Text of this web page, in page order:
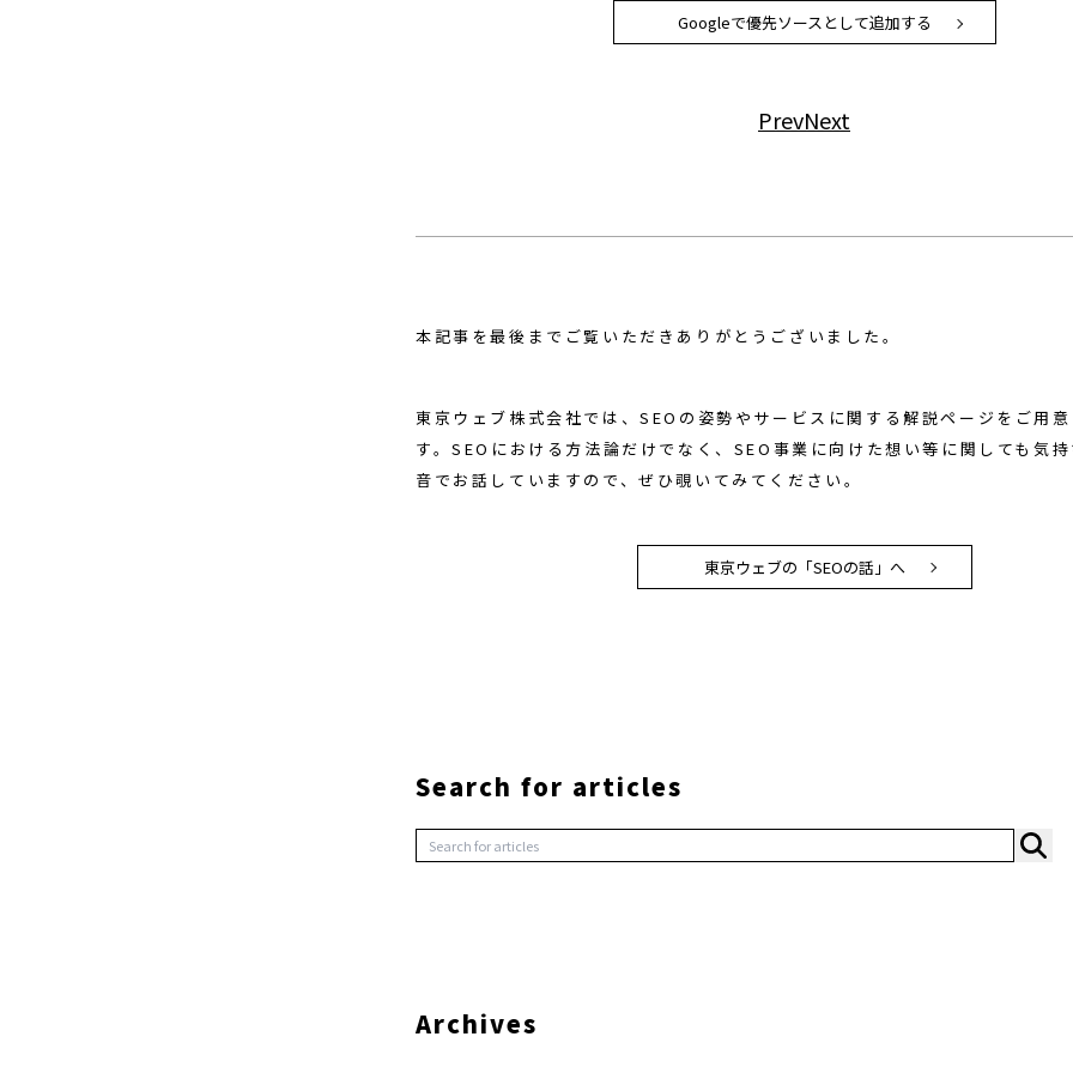
Googleで優先ソースとして追加する
PrevNext
本記事を最後までご覧いただきありがとうございました。
東京ウェブ株式会社では、SEOの姿勢やサービスに関する解説ページをご用意
す。SEOにおける方法論だけでなく、SEO事業に向けた想い等に関しても気
音でお話していますので、ぜひ覗いてみてください。
東京ウェブの「SEOの話」へ
Search for articles
Archives